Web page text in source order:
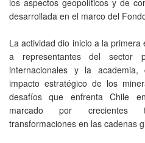
desarrollada en el marco del
La actividad dio inicio a la
a representantes del sector
internacionales y la
impacto estratégico de los
desafíos que enfrenta Chile
marcado por crecientes
transformaciones en las cadenas